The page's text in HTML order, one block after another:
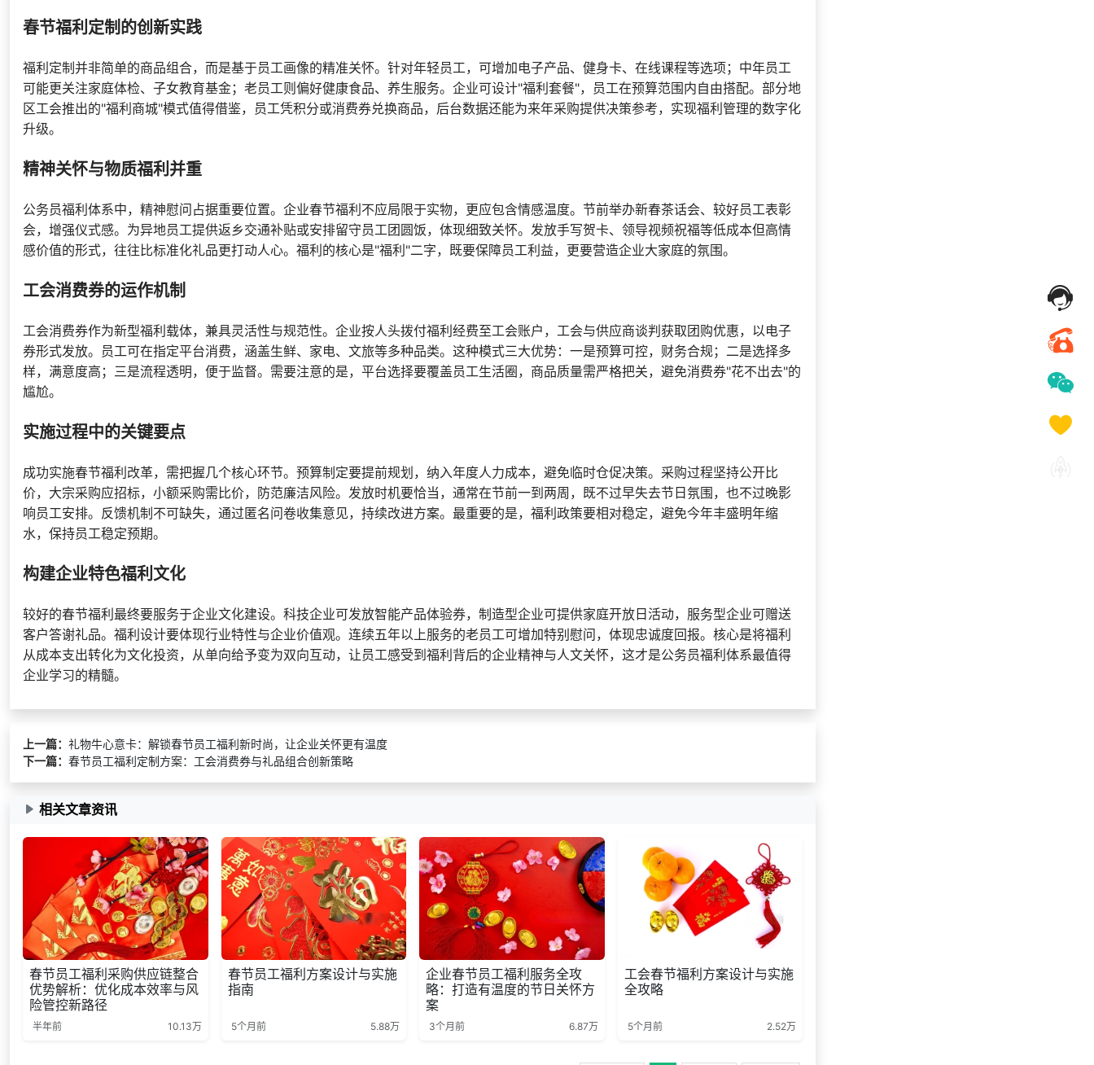
春节福利定制的创新实践
福利定制并非简单的商品组合，而是基于员工画像的精准关怀。针对年轻员工，可增加电子产品、健身卡、在线课程等选项；中年员工
可能更关注家庭体检、子女教育基金；老员工则偏好健康食品、养生服务。企业可设计"福利套餐"，员工在预算范围内自由搭配。部分地
区工会推出的"福利商城"模式值得借鉴，员工凭积分或消费券兑换商品，后台数据还能为来年采购提供决策参考，实现福利管理的数字化
升级。
精神关怀与物质福利并重
公务员福利体系中，精神慰问占据重要位置。企业春节福利不应局限于实物，更应包含情感温度。节前举办新春茶话会、较好员工表彰
会，增强仪式感。为异地员工提供返乡交通补贴或安排留守员工团圆饭，体现细致关怀。发放手写贺卡、领导视频祝福等低成本但高情
感价值的形式，往往比标准化礼品更打动人心。福利的核心是"福利"二字，既要保障员工利益，更要营造企业大家庭的氛围。
工会消费券的运作机制
工会消费券作为新型福利载体，兼具灵活性与规范性。企业按人头拨付福利经费至工会账户，工会与供应商谈判获取团购优惠，以电子
券形式发放。员工可在指定平台消费，涵盖生鲜、家电、文旅等多种品类。这种模式三大优势：一是预算可控，财务合规；二是选择多
样，满意度高；三是流程透明，便于监督。需要注意的是，平台选择要覆盖员工生活圈，商品质量需严格把关，避免消费券"花不出去"的
尴尬。
实施过程中的关键要点
成功实施春节福利改革，需把握几个核心环节。预算制定要提前规划，纳入年度人力成本，避免临时仓促决策。采购过程坚持公开比
价，大宗采购应招标，小额采购需比价，防范廉洁风险。发放时机要恰当，通常在节前一到两周，既不过早失去节日氛围，也不过晚影
响员工安排。反馈机制不可缺失，通过匿名问卷收集意见，持续改进方案。最重要的是，福利政策要相对稳定，避免今年丰盛明年缩
水，保持员工稳定预期。
构建企业特色福利文化
较好的春节福利最终要服务于企业文化建设。科技企业可发放智能产品体验券，制造型企业可提供家庭开放日活动，服务型企业可赠送
客户答谢礼品。福利设计要体现行业特性与企业价值观。连续五年以上服务的老员工可增加特别慰问，体现忠诚度回报。核心是将福利
从成本支出转化为文化投资，从单向给予变为双向互动，让员工感受到福利背后的企业精神与人文关怀，这才是公务员福利体系最值得
企业学习的精髓。
上一篇： 礼物牛心意卡：解锁春节员工福利新时尚，让企业关怀更有温度
下一篇： 春节员工福利定制方案：工会消费券与礼品组合创新策略
相关文章资讯
春节员工福利采购供应链整合
优势解析：优化成本效率与风
险管控新路径
半年前 10.13万
春节员工福利方案设计与实施
指南
5个月前 5.88万
企业春节员工福利服务全攻
略：打造有温度的节日关怀方
案
3个月前 6.87万
工会春节福利方案设计与实施
全攻略
5个月前 2.52万